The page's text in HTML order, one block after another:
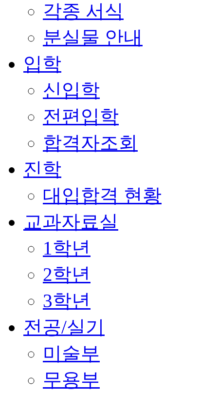
각종 서식
분실물 안내
입학
신입학
전편입학
합격자조회
진학
대입합격 현황
교과자료실
1학년
2학년
3학년
전공/실기
미술부
무용부